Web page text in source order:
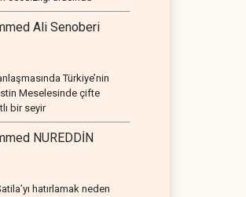
Ali Senoberi
Türkiye’nin
Meselesinde çifte
bir seyir
NUREDDİN
hatırlamak neden